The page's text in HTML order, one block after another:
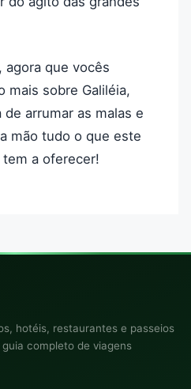
agora que vocês
mais sobre Galiléia,
arrumar as malas e
mão tudo o que este
a oferecer!
hotéis, restaurantes e passeios
completo de viagens